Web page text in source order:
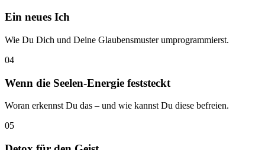
Ein neues Ich
Wie Du Dich und Deine Glaubensmuster umprogrammierst.
04
Wenn die Seelen‑Energie feststeckt
Woran erkennst Du das – und wie kannst Du diese befreien.
05